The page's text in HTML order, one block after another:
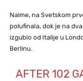
Naime, na Svetskom
polufinala, dok je na
izgubio od Italije u
Berlinu.
AFTER 102